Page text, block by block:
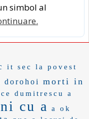
simbol al
it sec la povest
dorohoi
morti in
dumitrescu
a
cu a
a ok